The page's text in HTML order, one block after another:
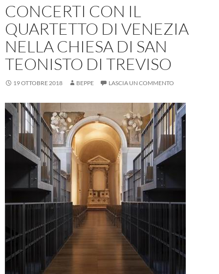
CONCERTI CON IL
QUARTETTO DI VENEZIA
NELLA CHIESA DI SAN
TEONISTO DI TREVISO
19 OTTOBRE 2018 BEPPE LASCIA UN COMMENTO